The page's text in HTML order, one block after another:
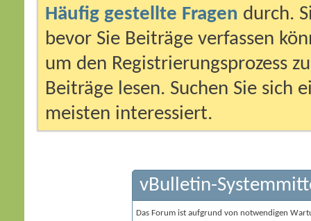
Häufig gestellte Fragen durch.
bevor Sie Beiträge verfassen
um den Registrierungsprozess
Beiträge lesen. Suchen Sie sich
meisten interessiert.
vBulletin-
Das Forum ist aufgrund von notwendigen